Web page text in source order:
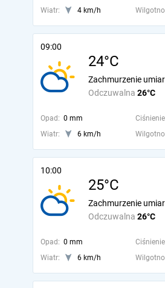
Wiatr:
4 km/h
09:00
24°C
Odczuwalna 26°C
Zachmurzenie
Opad: 0 mm
Wiatr:
6 km/h
10:00
25°C
Odczuwalna 26°C
Zachmurzenie
Opad: 0 mm
Wiatr:
6 km/h